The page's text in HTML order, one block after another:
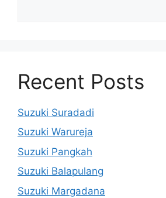
Recent Posts
Suzuki Suradadi
Suzuki Warureja
Suzuki Pangkah
Suzuki Balapulang
Suzuki Margadana